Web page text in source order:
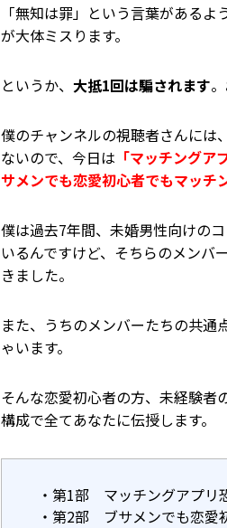
「無知は罪」という言葉がある
が大体ミスります。
というか、大抵1回は騙されます。
僕のチャンネルの視聴者さんには
ないので、今日は 「マッチングア
サメンでも恋愛初心者でもマッチ
僕は過去7年間、未婚男性向けの
いるんですけど、そちらのメンバ
きました。
また、うちのメンバーたちの共通
ゃいます。
そんな恋愛初心者の方、未経験者
構成で全てあなたに伝授します。
第1部 マッチングアプリ
第2部 ブサメンでも恋愛